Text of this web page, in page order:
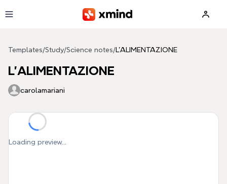
Templates/Study/Science notes/L'ALIMENTAZIONE
L'ALIMENTAZIONE
carolamariani
Loading preview...